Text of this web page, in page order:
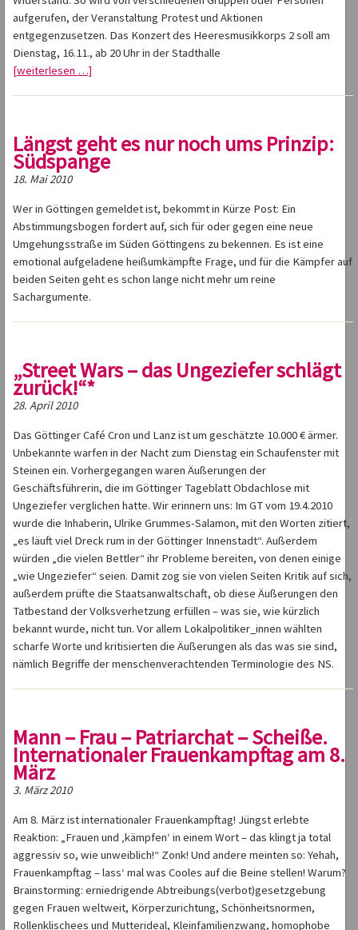
aufgerufen, der Veranstaltung Protest und Aktionen
entgegenzusetzen. Das Konzert des Heeresmusikkorps 2 soll am
Dienstag, 16.11., ab 20 Uhr in der Stadthalle
[weiterlesen …]
Längst geht es nur noch ums Prinzip:
Südspange
18. Mai 2010
Wer in Göttingen gemeldet ist, bekommt in Kürze Post: Ein
Abstimmungsbogen fordert auf, sich für oder gegen eine neue
Umgehungsstraße im Süden Göttingens zu bekennen. Es ist eine
emotional aufgeladene heißumkämpfte Frage, und für die Kämpfer auf
beiden Seiten geht es schon lange nicht mehr um reine
Sachargumente.
„Street Wars – das Ungeziefer schlägt
zurück!“*
28. April 2010
Das Göttinger Café Cron und Lanz ist um geschätzte 10.000 € ärmer.
Unbekannte warfen in der Nacht zum Dienstag ein Schaufenster mit
Steinen ein. Vorhergegangen waren Äußerungen der
Geschäftsführerin, die im Göttinger Tageblatt Obdachlose mit
Ungeziefer verglichen hatte. Wir erinnern uns: Im GT vom 19.4.2010
wurde die Inhaberin, Ulrike Grummes-Salamon, mit den Worten zitiert,
„es läuft viel Dreck rum in der Göttinger Innenstadt“. Außerdem
würden „die vielen Bettler“ ihr Probleme bereiten, von denen einige
„wie Ungeziefer“ seien. Damit zog sie von vielen Seiten Kritik auf sich,
außerdem prüfte die Staatsanwaltschaft, ob diese Äußerungen den
Tatbestand der Volksverhetzung erfüllen – was sie, wie kürzlich
bekannt wurde, nicht tun. Vor allem Lokalpolitiker_innen wählten
scharfe Worte und kritisierten die Äußerungen als das was sie sind,
nämlich Begriffe der menschenverachtenden Terminologie des NS.
Mann – Frau – Patriarchat – Scheiße.
Internationaler Frauenkampftag am 8.
März
3. März 2010
Am 8. März ist internationaler Frauenkampftag! Jüngst erlebte
Reaktion: „Frauen und ‚kämpfen‘ in einem Wort – das klingt ja total
aggressiv so, wie unweiblich!“ Zonk! Und andere meinten so: Yehah,
Frauenkampftag – lass‘ mal was Cooles auf die Beine stellen! Warum?
Brainstorming: erniedrigende Abtreibungs(verbot)gesetzgebung
gegen Frauen weltweit, Körperzurichtung, Schönheitsnormen,
Rollenklischees und Mutterideal, Kleinfamilienzwang, homophobe